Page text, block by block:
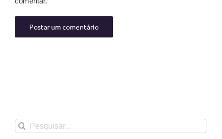
Buscar
resultados